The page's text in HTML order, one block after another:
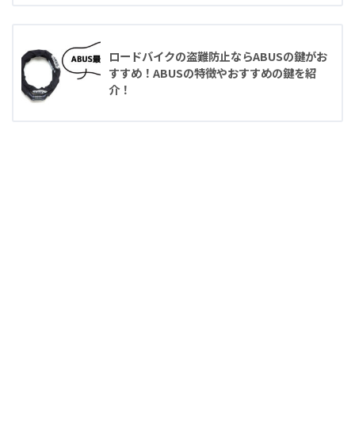
ロードバイクの盗難防止ならABUSの鍵がお
すすめ！ABUSの特徴やおすすめの鍵を紹
介！